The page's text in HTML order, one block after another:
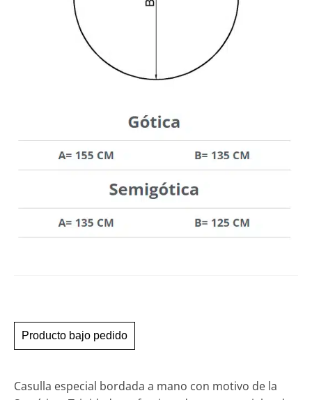
Producto bajo pedido
Casulla especial bordada a mano con motivo de la